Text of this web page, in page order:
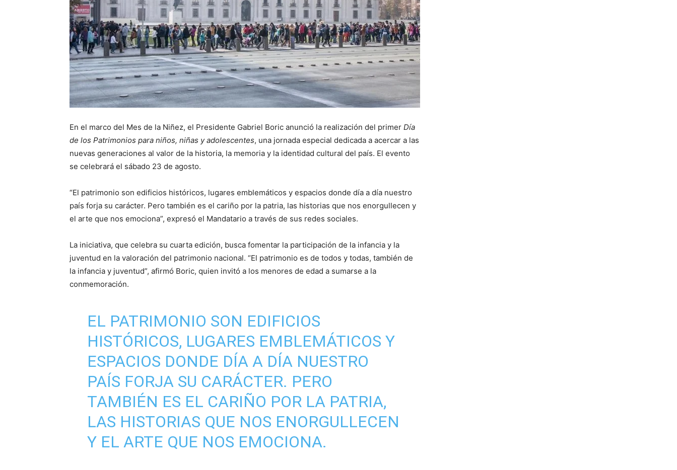
En el marco del Mes de la Niñez, el Presidente Gabriel Boric anunció la realización del primer Día
de los Patrimonios para niños, niñas y adolescentes, una jornada especial dedicada a acercar a las
nuevas generaciones al valor de la historia, la memoria y la identidad cultural del país. El evento
se celebrará el sábado 23 de agosto.
“El patrimonio son edificios históricos, lugares emblemáticos y espacios donde día a día nuestro
país forja su carácter. Pero también es el cariño por la patria, las historias que nos enorgullecen y
el arte que nos emociona”, expresó el Mandatario a través de sus redes sociales.
La iniciativa, que celebra su cuarta edición, busca fomentar la participación de la infancia y la
juventud en la valoración del patrimonio nacional. “El patrimonio es de todos y todas, también de
la infancia y juventud”, afirmó Boric, quien invitó a los menores de edad a sumarse a la
conmemoración.
EL PATRIMONIO SON EDIFICIOS
HISTÓRICOS, LUGARES EMBLEMÁTICOS Y
ESPACIOS DONDE DÍA A DÍA NUESTRO
PAÍS FORJA SU CARÁCTER. PERO
TAMBIÉN ES EL CARIÑO POR LA PATRIA,
LAS HISTORIAS QUE NOS ENORGULLECEN
Y EL ARTE QUE NOS EMOCIONA.